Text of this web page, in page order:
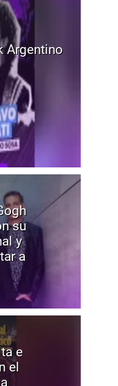
Argentino
su
y
a
e
el